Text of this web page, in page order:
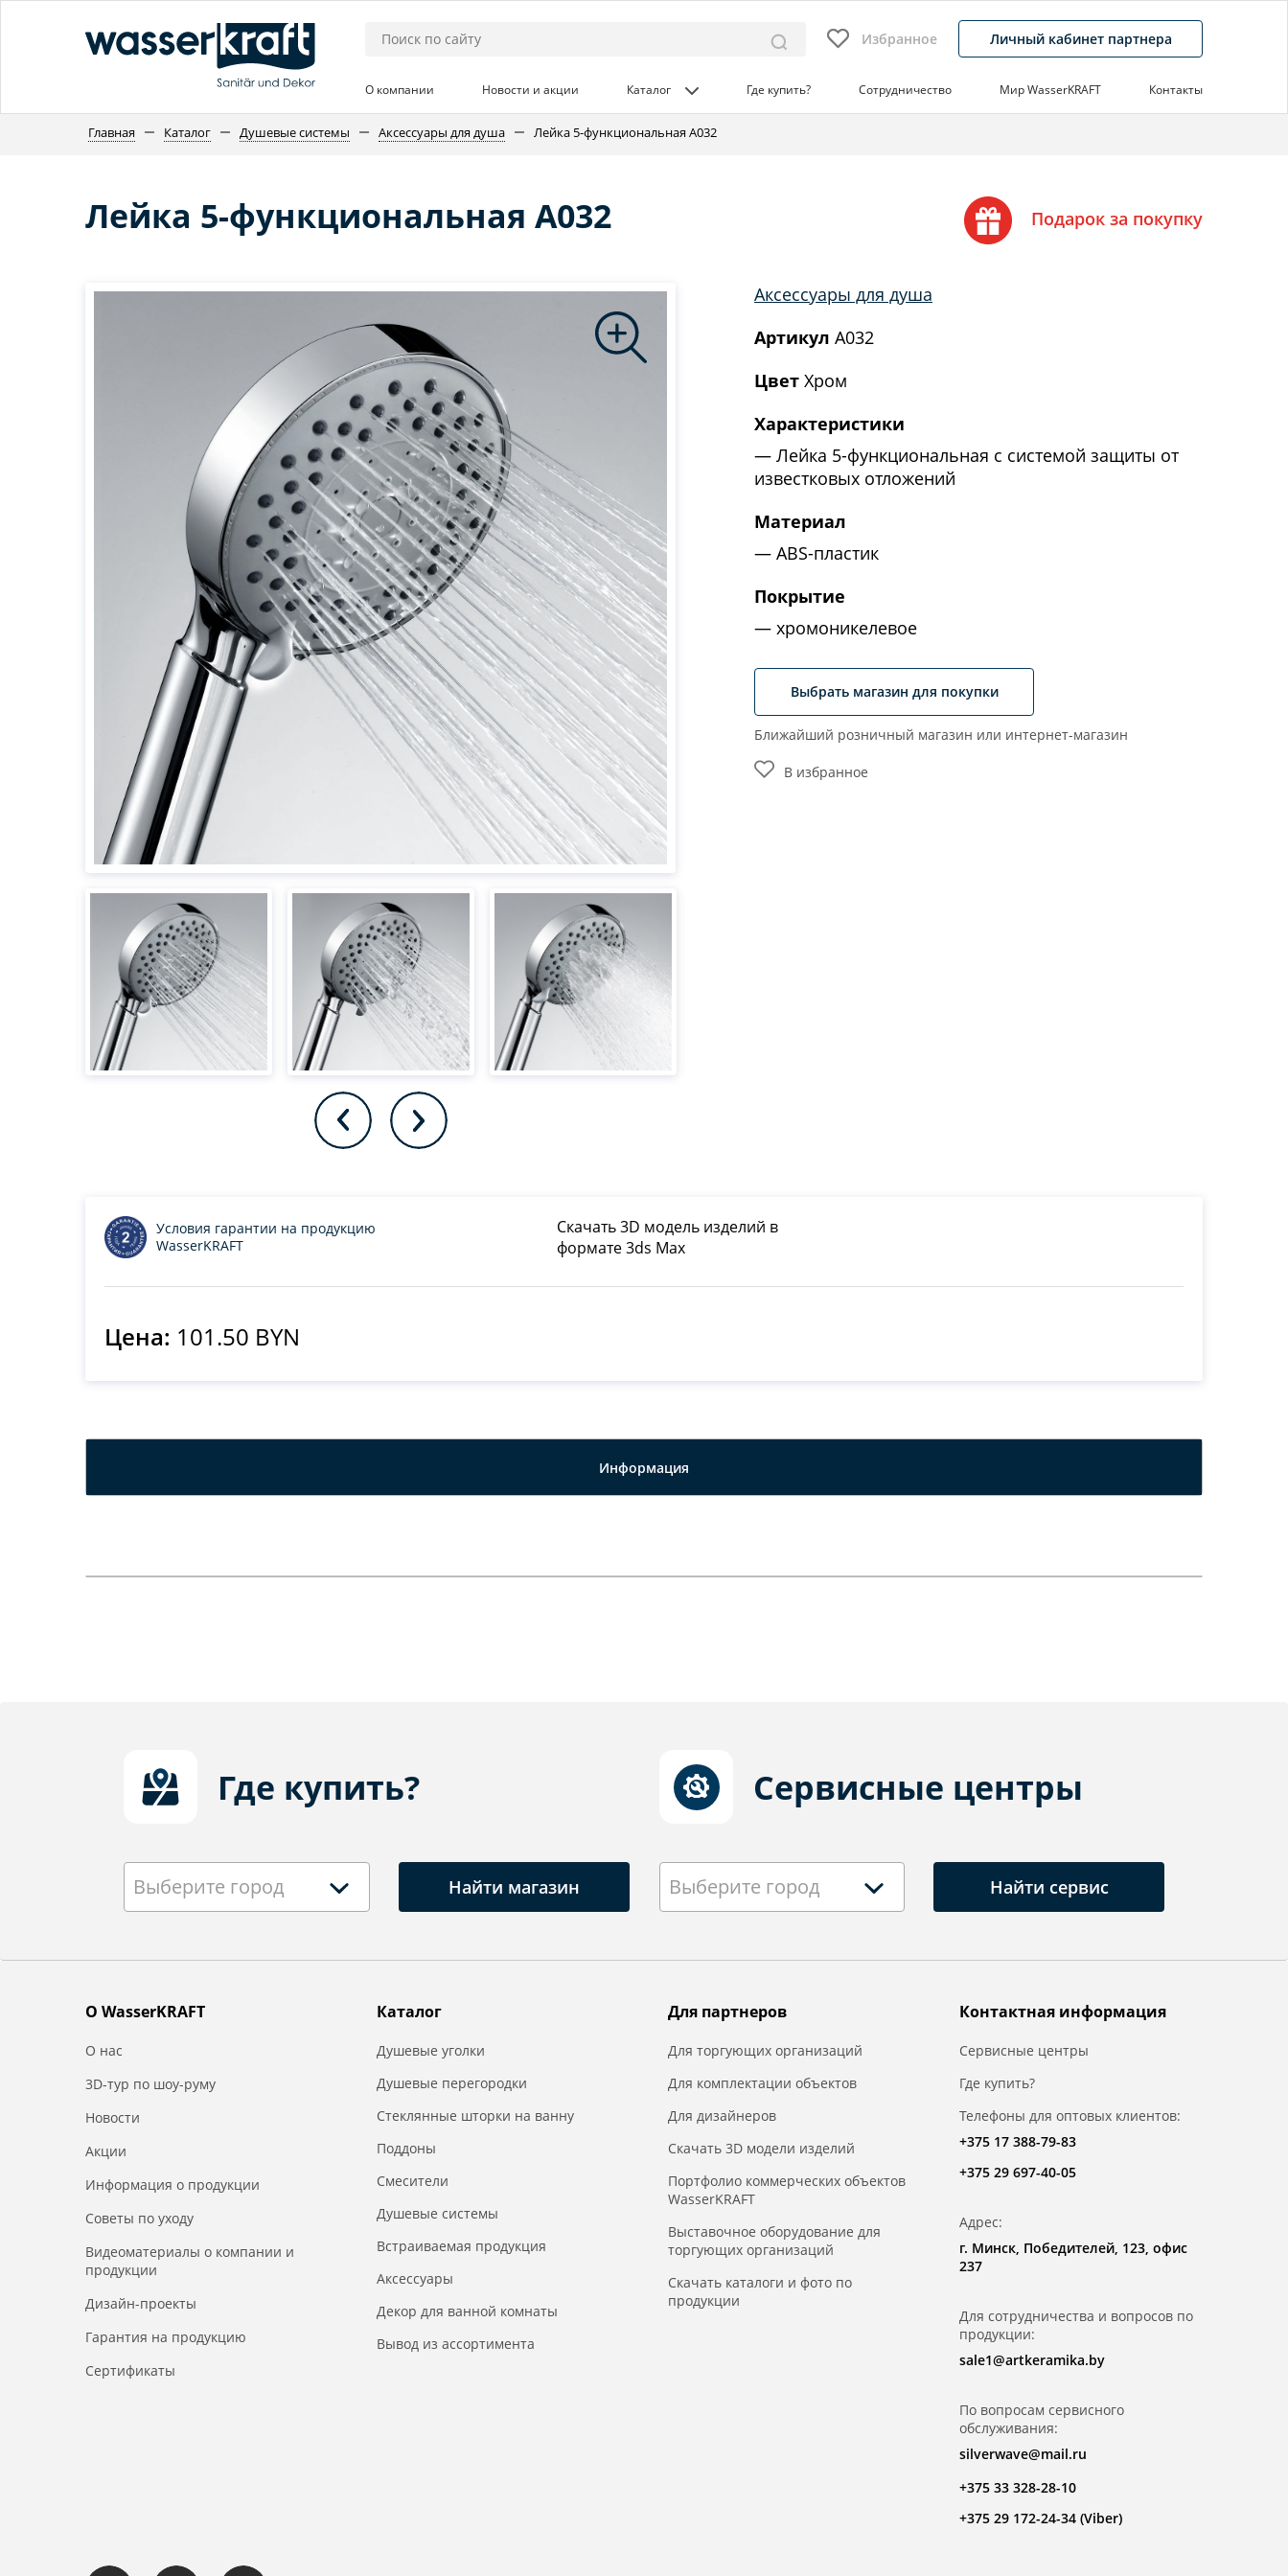
Избранное Личный кабинет партнера
О компании Новости и акции Каталог Где купить? Сотрудничество Мир WasserKRAFT Контакты
Главная Каталог Душевые системы Аксессуары для душа Лейка 5-функциональная A032
Лейка 5-функциональная A032 Подарок за покупку
Аксессуары для душа
Артикул A032
Цвет Хром
Характеристики
Лейка 5-функциональная с системой защиты от
известковых отложений
Материал
ABS-пластик
Покрытие
хромоникелевое
Выбрать магазин для покупки
Ближайший розничный магазин или интернет-магазин
В избранное
Скачать 3D модель изделий в
формате 3ds Max
Условия гарантии на продукцию
WasserKRAFT
Цена: 101.50 BYN
Информация
Где купить?
Выберите город Найти магазин
Сервисные центры
Выберите город Найти сервис
О WasserKRAFT
О нас
3D-тур по шоу-руму
Новости
Акции
Информация о продукции
Советы по уходу
Видеоматериалы о компании и
продукции
Дизайн-проекты
Гарантия на продукцию
Сертификаты
Каталог
Душевые уголки
Душевые перегородки
Стеклянные шторки на ванну
Поддоны
Смесители
Душевые системы
Встраиваемая продукция
Аксессуары
Декор для ванной комнаты
Вывод из ассортимента
Для партнеров
Для торгующих организаций
Для комплектации объектов
Для дизайнеров
Скачать 3D модели изделий
Портфолио коммерческих объектов
WasserKRAFT
Выставочное оборудование для
торгующих организаций
Скачать каталоги и фото по
продукции
Контактная информация
Сервисные центры
Где купить?
Телефоны для оптовых клиентов:
+375 17 388-79-83
+375 29 697-40-05
Адрес:
г. Минск, Победителей, 123, офис
237
Для сотрудничества и вопросов по
продукции:
sale1@artkeramika.by
По вопросам сервисного
обслуживания:
silverwave@mail.ru
+375 33 328-28-10
+375 29 172-24-34 (Viber)